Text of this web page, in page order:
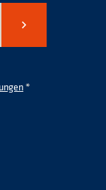
Senden
*